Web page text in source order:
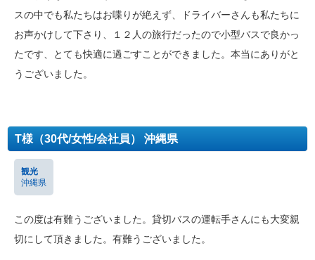
スの中でも私たちはお喋りが絶えず、ドライバーさんも私たちに
お声かけして下さり、１２人の旅行だったので小型バスで良かっ
たです、とても快適に過ごすことができました。本当にありがと
うございました。
T様（30代/女性/会社員） 沖縄県
観光
沖縄県
この度は有難うございました。貸切バスの運転手さんにも大変親
切にして頂きました。有難うございました。